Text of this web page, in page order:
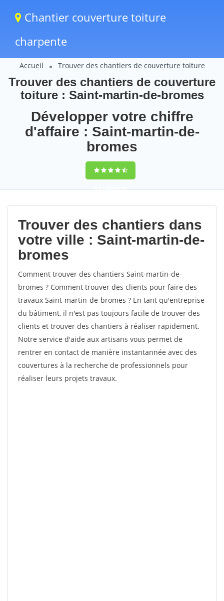
Chantier couverture toiture
charpente
Accueil Trouver des chantiers de couverture toiture
Trouver des chantiers de couverture
toiture : Saint-martin-de-bromes
Développer votre chiffre
d'affaire : Saint-martin-de-
bromes
9,5(100%)75
votes
Trouver des chantiers dans
votre ville : Saint-martin-de-
bromes
Comment trouver des chantiers Saint-martin-de-
bromes ? Comment trouver des clients pour faire des
travaux Saint-martin-de-bromes ? En tant qu'entreprise
du bâtiment, il n'est pas toujours facile de trouver des
clients et trouver des chantiers à réaliser rapidement.
Notre service d'aide aux artisans vous permet de
rentrer en contact de manière instantannée avec des
couvertures à la recherche de professionnels pour
réaliser leurs projets travaux.